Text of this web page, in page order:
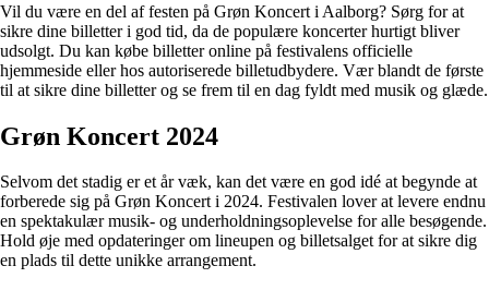
Vil du være en del af festen på Grøn Koncert i Aalborg? Sørg for at
sikre dine billetter i god tid, da de populære koncerter hurtigt bliver
udsolgt. Du kan købe billetter online på festivalens officielle
hjemmeside eller hos autoriserede billetudbydere. Vær blandt de første
til at sikre dine billetter og se frem til en dag fyldt med musik og glæde.
Grøn Koncert 2024
Selvom det stadig er et år væk, kan det være en god idé at begynde at
forberede sig på Grøn Koncert i 2024. Festivalen lover at levere endnu
en spektakulær musik- og underholdningsoplevelse for alle besøgende.
Hold øje med opdateringer om lineupen og billetsalget for at sikre dig
en plads til dette unikke arrangement.